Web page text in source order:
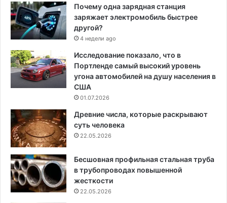
Почему одна зарядная станция
заряжает электромобиль быстрее
другой?
4 недели ago
Исследование показало, что в
Портленде самый высокий уровень
угона автомобилей на душу населения в
США
01.07.2026
Древние числа, которые раскрывают
суть человека
22.05.2026
Бесшовная профильная стальная труба
в трубопроводах повышенной
жесткости
22.05.2026